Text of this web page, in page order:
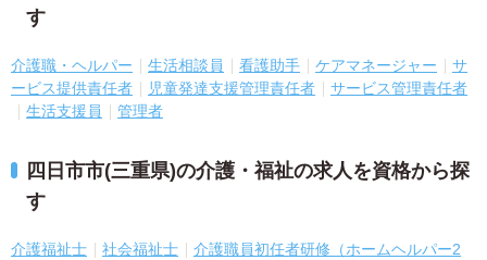
す
介護職・ヘルパー 生活相談員 看護助手 ケアマネージャー
サ
ービス提供責任者
児童発達支援管理責任者
サービス管理責任者
生活支援員
管理者
四日市市(三重県)の介護・福祉の求人を資格から探
す
介護福祉士 社会福祉士
介護職員初任者研修（ホームヘルパー2